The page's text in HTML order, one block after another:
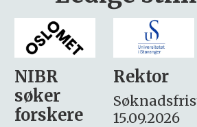
Rektor
Søknadsfrist:
15.09.2026
innen
miljøkjemi